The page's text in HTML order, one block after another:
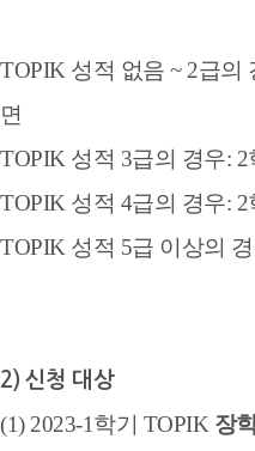
TOPIK 성적 없음 ~ 2급의
면
TOPIK 성적 3급의 경우:
TOPIK 성적 4급의 경우: 2
TOPIK 성적 5급 이 상의
2) 신청 대상
(1) 2023-1학기 TOPIK 장